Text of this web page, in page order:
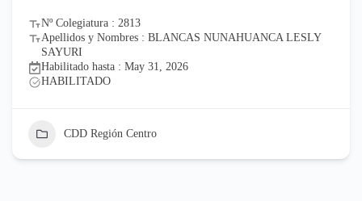
Nº Colegiatura : 2813
Apellidos y Nombres : BLANCAS NUNAHUANCA LESLY
SAYURI
Habilitado hasta : May 31, 2026
HABILITADO
CDD Región Centro